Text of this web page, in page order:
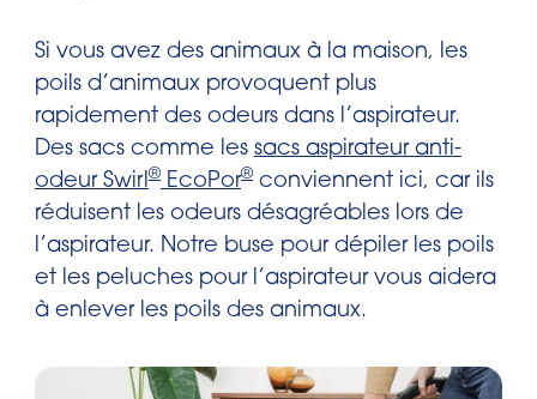
Si vous avez des animaux à la maison, les
poils d’animaux provoquent plus
rapidement des odeurs dans l’aspirateur.
Des sacs comme les sacs aspirateur anti-
odeur Swirl® EcoPor® conviennent ici, car ils
réduisent les odeurs désagréables lors de
l’aspirateur. Notre buse pour dépiler les poils
et les peluches pour l’aspirateur vous aidera
à enlever les poils des animaux.